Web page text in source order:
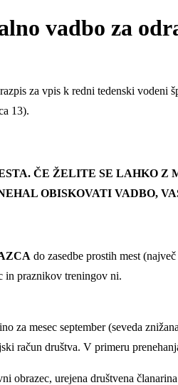
vadbo za
za vpis k redni tedenski vodeni
13).
ČE ŽELITE SE LAHKO
OBISKOVATI VADBO,
do zasedbe prostih mest
in praznikov treningov ni.
za mesec september (seveda
račun društva. V primeru
obrazec, urejena društvena